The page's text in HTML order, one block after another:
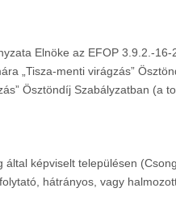
Elnöke az EFOP 3.9.2.-
„Tisza-menti virágzás”
Ösztöndíj Szabályzatban (a
képviselt településen
hátrányos, vagy